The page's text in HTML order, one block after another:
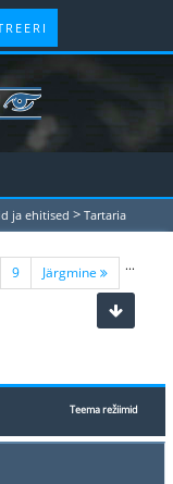
ja ehitised > Tartaria
...
9 Järgmine
Teema režiimid